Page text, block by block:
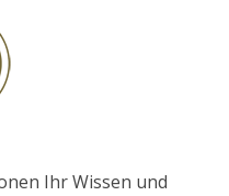
Ihr Wissen und